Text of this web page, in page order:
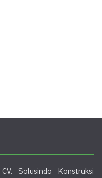
Solusindo Konstruksi